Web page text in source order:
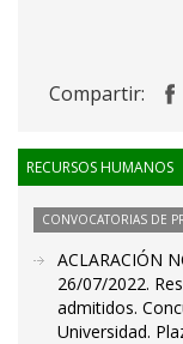
Compartir:
RECURSOS HUMANOS
CONVOCATORIAS DE
ACLARACIÓN
26/07/2022.
admitidos.
Universidad.